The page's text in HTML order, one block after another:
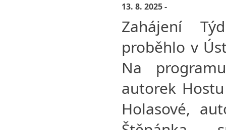
13. 8. 2025 -
Zahájení
proběhlo v
Na
autorek
Holasové,